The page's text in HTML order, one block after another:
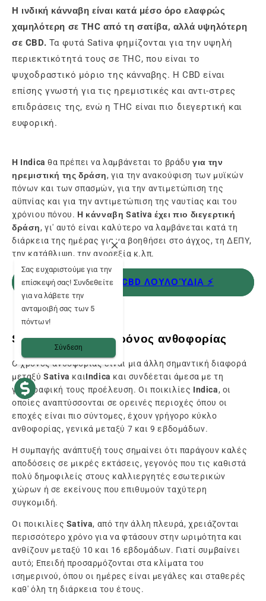
Η ινδική κάνναβη είναι κατά μέσο όρο ελαφρώς
χαμηλότερη σε THC από τη σατίβα, αλλά υψηλότερη
σε CBD. Τα φυτά Sativa φημίζονται για την υψηλή
περιεκτικότητά τους σε THC, που είναι το
ψυχοδραστικό μόριο της κάνναβης. Η CBD είναι
επίσης γνωστή για τις ηρεμιστικές και αντι-στρες
επιδράσεις της, ενώ η THC είναι πιο διεγερτική και
ευφορική.
Η Indica θα πρέπει να λαμβάνεται το βράδυγια την
ηρεμιστική της δράση, για την ανακούφιση των μυϊκών
πόνων και των σπασμών, για την αντιμετώπιση της
αϋπνίας και για την αντιμετώπιση της ναυτίας και του
χρόνιου πόνου. Η κάνναβη Sativa έχει πιο διεγερτική
δράση, γι' αυτό είναι καλύτερο να λαμβάνεται κατά τη
διάρκεια της ημέρας για να βοηθήσει στο άγχος, τη ΔΕΠΥ,
την κατάθλιψη, την ανορεξία κ.λπ.
ΔΟΚΙΜΉ ΜΑΣ CBD ΛΟΥΛΟΎΔΙΑ ⚡️
Sativa vs Indica: χρόνος ανθοφορίας
Ο χρόνος ανθοφορίας είναι μια άλλη σημαντική διαφορά
μεταξύSativa καιIndica και συνδέεται άμεσα με τη
γεωγραφική τους προέλευση. Οι ποικιλίες Indica, οι
οποίες αναπτύσσονται σε ορεινές περιοχές όπου οι
εποχές είναι πιο σύντομες, έχουν γρήγορο κύκλο
ανθοφορίας, γενικά μεταξύ 7 και 9 εβδομάδων.
Η συμπαγής ανάπτυξή τους σημαίνει ότι παράγουν καλές
αποδόσεις σε μικρές εκτάσεις, γεγονός που τις καθιστά
πολύ δημοφιλείς στους καλλιεργητές εσωτερικών
χώρων ή σε εκείνους που επιθυμούν ταχύτερη
συγκομιδή.
Οι ποικιλίες Sativa, από την άλλη πλευρά, χρειάζονται
περισσότερο χρόνο για να φτάσουν στην ωριμότητα και
ανθίζουν μεταξύ 10 και 16 εβδομάδων. Γιατί συμβαίνει
αυτό; Επειδή προσαρμόζονται στα κλίματα του
ισημερινού, όπου οι ημέρες είναι μεγάλες και σταθερές
καθ' όλη τη διάρκεια του έτους.
Σας ευχαριστούμε για την
επίσκεψή σας! Συνδεθείτε
για να λάβετε την
ανταμοιβή σας των 5
πόντων!
Σύνδεση